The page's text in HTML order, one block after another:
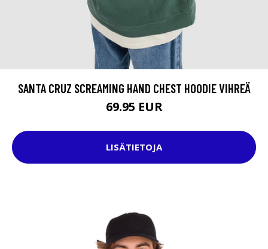
SANTA CRUZ SCREAMING HAND CHEST HOODIE VIHREÄ
69.95 EUR
LISÄTIETOJA